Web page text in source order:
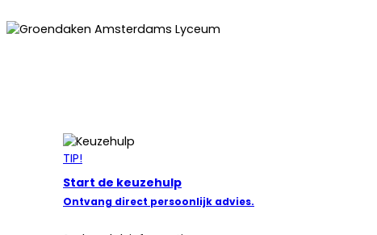
TIP!
Start de keuzehulp
Ontvang direct persoonlijk advies.